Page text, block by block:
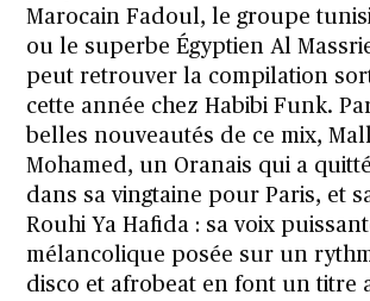
Marocain Fadoul, le groupe
ou le superbe Égyptien Al
peut retrouver la compilation
cette année chez Habibi Funk.
belles nouveautés de ce mix,
Mohamed, un Oranais qui a quitté
dans sa vingtaine pour Paris, et
Rouhi Ya Hafida : sa voix
mélancolique posée sur un
disco et afrobeat en font un titre